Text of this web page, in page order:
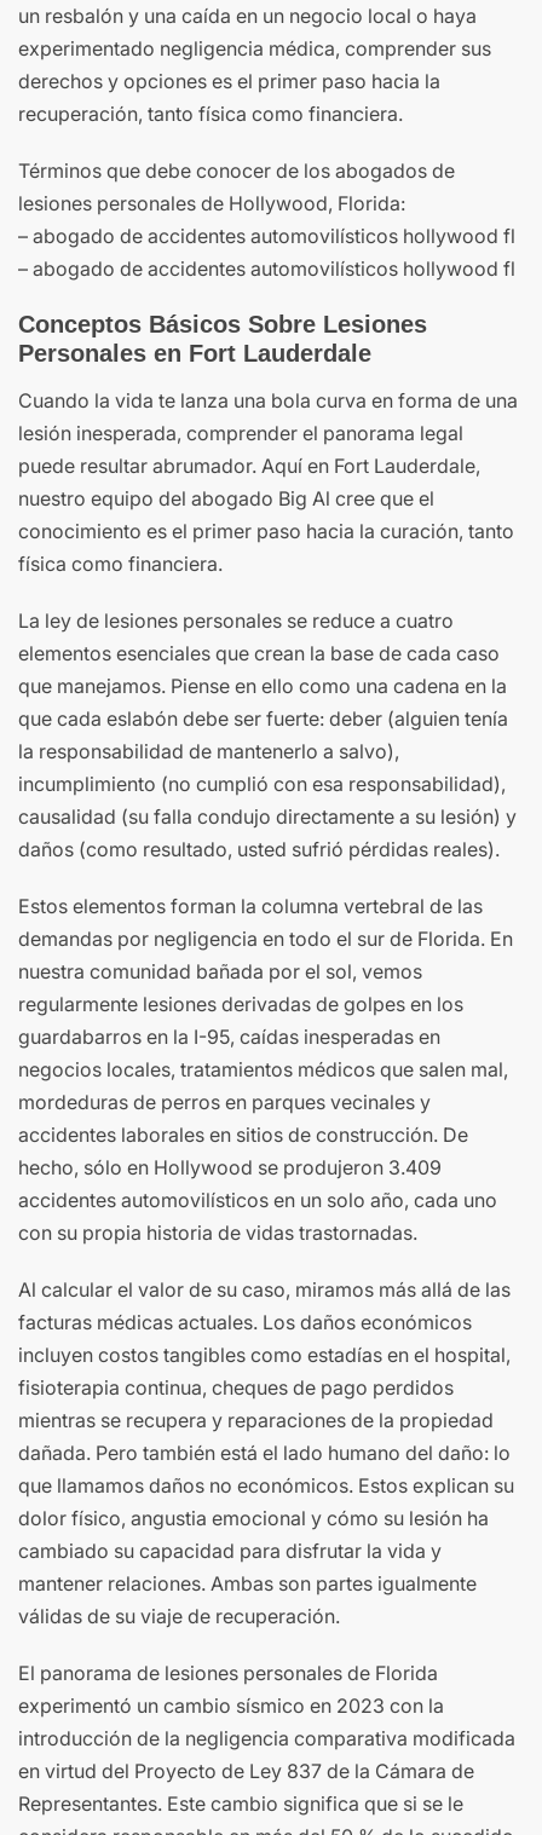
un resbalón y una caída en un negocio local o haya
experimentado negligencia médica, comprender sus
derechos y opciones es el primer paso hacia la
recuperación, tanto física como financiera.
Términos que debe conocer de los abogados de
lesiones personales de Hollywood, Florida:
– abogado de accidentes automovilísticos hollywood fl
– abogado de accidentes automovilísticos hollywood fl
Conceptos Básicos Sobre Lesiones
Personales en Fort Lauderdale
Cuando la vida te lanza una bola curva en forma de una
lesión inesperada, comprender el panorama legal
puede resultar abrumador. Aquí en Fort Lauderdale,
nuestro equipo del abogado Big Al cree que el
conocimiento es el primer paso hacia la curación, tanto
física como financiera.
La ley de lesiones personales se reduce a cuatro
elementos esenciales que crean la base de cada caso
que manejamos. Piense en ello como una cadena en la
que cada eslabón debe ser fuerte: deber (alguien tenía
la responsabilidad de mantenerlo a salvo),
incumplimiento (no cumplió con esa responsabilidad),
causalidad (su falla condujo directamente a su lesión) y
daños (como resultado, usted sufrió pérdidas reales).
Estos elementos forman la columna vertebral de las
demandas por negligencia en todo el sur de Florida. En
nuestra comunidad bañada por el sol, vemos
regularmente lesiones derivadas de golpes en los
guardabarros en la I-95, caídas inesperadas en
negocios locales, tratamientos médicos que salen mal,
mordeduras de perros en parques vecinales y
accidentes laborales en sitios de construcción. De
hecho, sólo en Hollywood se produjeron 3.409
accidentes automovilísticos en un solo año, cada uno
con su propia historia de vidas trastornadas.
Al calcular el valor de su caso, miramos más allá de las
facturas médicas actuales. Los daños económicos
incluyen costos tangibles como estadías en el hospital,
fisioterapia continua, cheques de pago perdidos
mientras se recupera y reparaciones de la propiedad
dañada. Pero también está el lado humano del daño: lo
que llamamos daños no económicos. Estos explican su
dolor físico, angustia emocional y cómo su lesión ha
cambiado su capacidad para disfrutar la vida y
mantener relaciones. Ambas son partes igualmente
válidas de su viaje de recuperación.
El panorama de lesiones personales de Florida
experimentó un cambio sísmico en 2023 con la
introducción de la negligencia comparativa modificada
en virtud del Proyecto de Ley 837 de la Cámara de
Representantes. Este cambio significa que si se le